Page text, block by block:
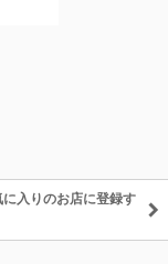
に入りのお店に登録す